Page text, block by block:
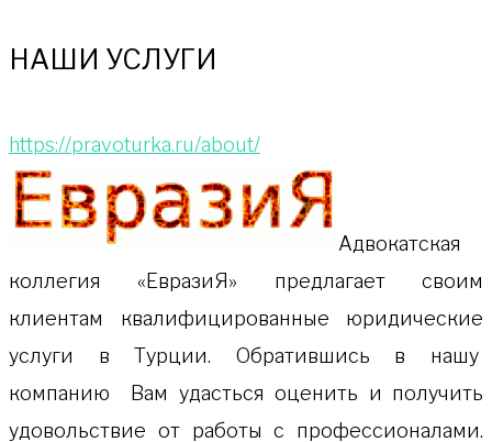
НАШИ УСЛУГИ
https://pravoturka.ru/about/
Адвокатская
коллeгия «ЕвразиЯ» предлагает своим
клиентам квалифицированные юридические
услуги в Турции. Обратившись в нашу
компанию Вам удасться оценить и получить
удовольствие от работы с профессионалами.